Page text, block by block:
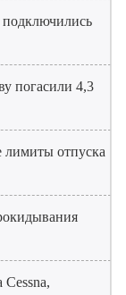
подключились
погасили 4,3
отпуска